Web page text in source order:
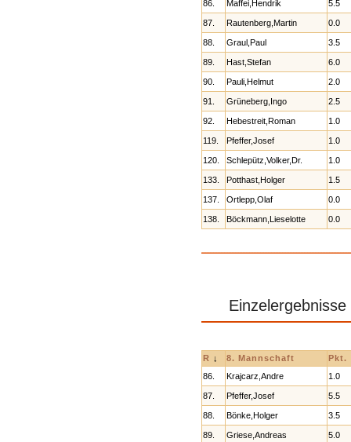
86. Maffei,Hendrik 5.5
87. Rautenberg,Martin 0.0
88. Graul,Paul 3.5
89. Hast,Stefan 6.0
90. Pauli,Helmut 2.0
91. Grüneberg,Ingo 2.5
92. Hebestreit,Roman 1.0
119. Pfeffer,Josef 1.0
120. Schlepütz,Volker,Dr. 1.0
133. Potthast,Holger 1.5
137. Ortlepp,Olaf 0.0
138. Böckmann,Lieselotte 0.0
R ↓ 8. Mannschaft
Pkt.
86.
Krajcarz,Andre 1.0
87. Pfeffer,Josef 5.5
88. Bönke,Holger 3.5
89. Griese,Andreas 5.0